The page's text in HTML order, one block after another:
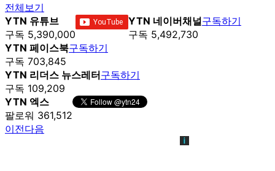
전체보기
YTN 유튜브
구독 5,390,000
YTN 네이버채널
구독 5,492,730
구독하기
YTN 페이스북
구독 703,845
구독하기
YTN 리더스 뉴스레터
구독 109,209
구독하기
YTN 엑스
팔로워 361,512
이전다음